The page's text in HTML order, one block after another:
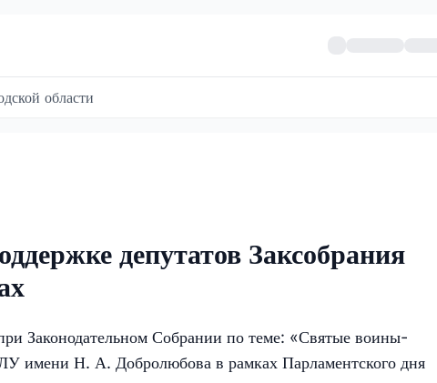
области
депутатов Заксобрания
Законодательном Собрании по теме: «Святые воины-
имени Н. А. Добролюбова в рамках Парламентского дня